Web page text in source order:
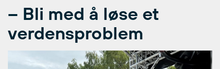
– Bli med å løse et
verdensproblem